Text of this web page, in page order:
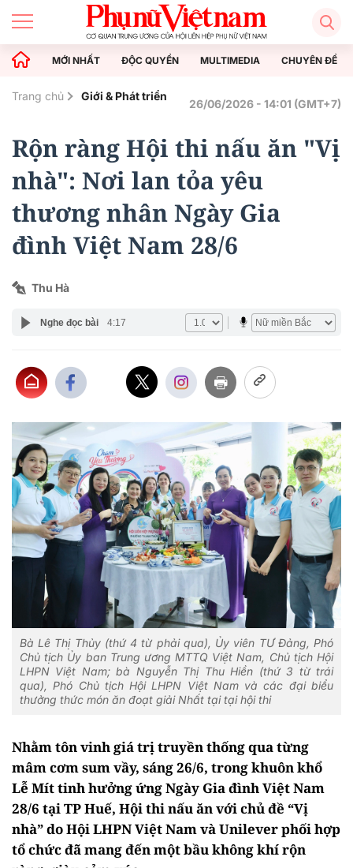
MỚI NHẤT ĐỘC QUYỀN MULTIMEDIA CHUYÊN ĐỀ
Trang chủ Giới & Phát triển
26/06/2026 - 14:01 (GMT+7)
Rộn ràng Hội thi nấu ăn "Vị
nhà": Nơi lan tỏa yêu
thương nhân Ngày Gia
đình Việt Nam 28/6
Thu Hà
Nghe đọc bài 4:17
Bà Lê Thị Thủy (thứ 4 từ phải qua), Ủy viên TƯ Đảng, Phó
Chủ tịch Ủy ban Trung ương MTTQ Việt Nam, Chủ tịch Hội
LHPN Việt Nam; bà Nguyễn Thị Thu Hiền (thứ 3 từ trái
qua), Phó Chủ tịch Hội LHPN Việt Nam và các đại biểu
thưởng thức món ăn đoạt giải Nhất tại tại hội thi
Nhằm tôn vinh giá trị truyền thống qua từng
mâm cơm sum vầy, sáng 26/6, trong khuôn khổ
Lễ Mít tinh hưởng ứng Ngày Gia đình Việt Nam
28/6 tại TP Huế, Hội thi nấu ăn với chủ đề “Vị
nhà” do Hội LHPN Việt Nam và Unilever phối hợp
tổ chức đã mang đến một bầu không khí rộn